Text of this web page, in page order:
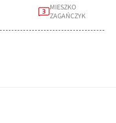
3
MIESZKO
ZAGAŃCZYK